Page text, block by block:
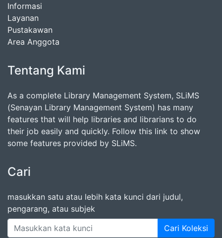
Informasi
Layanan
Pustakawan
Area Anggota
Tentang Kami
As a complete Library Management System, SLiMS
(Senayan Library Management System) has many
features that will help libraries and librarians to do
their job easily and quickly. Follow this link to show
some features provided by SLiMS.
Cari
masukkan satu atau lebih kata kunci dari judul,
pengarang, atau subjek
Cari Koleksi